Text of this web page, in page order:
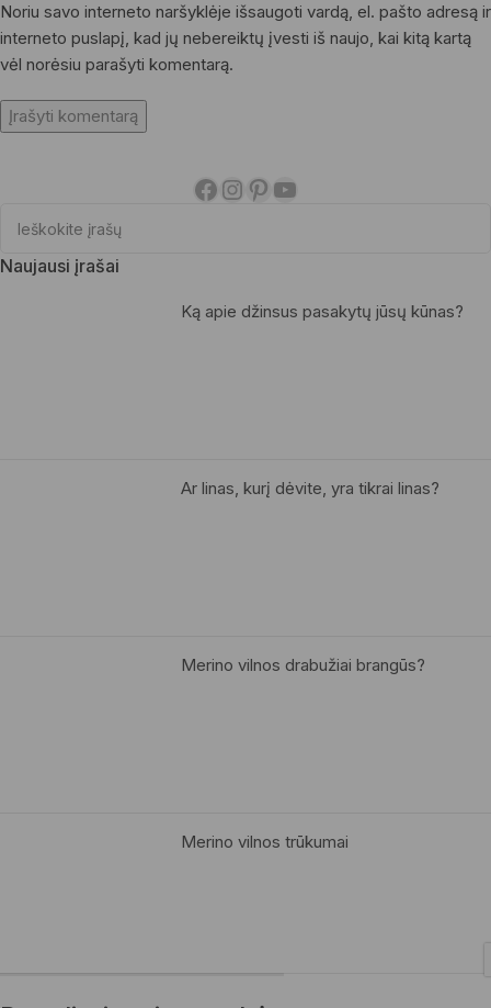
Noriu savo interneto naršyklėje išsaugoti vardą, el. pašto adresą ir
interneto puslapį, kad jų nebereiktų įvesti iš naujo, kai kitą kartą
vėl norėsiu parašyti komentarą.
Naujausi įrašai
Ką apie džinsus pasakytų jūsų kūnas?
Ar linas, kurį dėvite, yra tikrai linas?
Merino vilnos drabužiai brangūs?
Merino vilnos trūkumai